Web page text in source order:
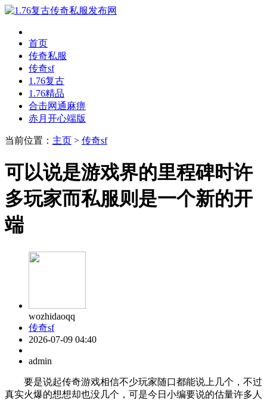
首页
传奇私服
传奇sf
1.76复古
1.76精品
合击网通麻痹
赤月开心端版
当前位置： 主页 > 传奇sf
可以说是游戏界的里程碑时许
多玩家而私服则是一个新的开
端
wozhidaoqq
传奇sf
2026-07-09 04:40
admin
要是说起传奇游戏相信不少玩家随口都能说上几个，不过
真实火爆的想想却也没几个，可是今日小编要说的估量许多人